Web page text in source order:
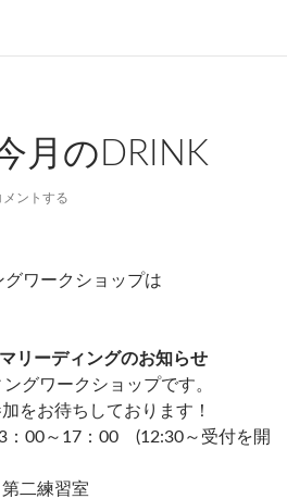
月のDRINK
メントする
ワークショップは
リーディングのお知らせ
グワークショップです。
をお待ちしております！
：00～17：00 (12:30～受付を開
二練習室